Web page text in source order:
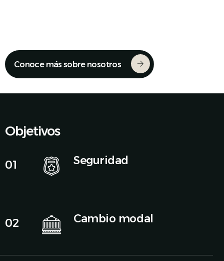
Conoce más sobre nosotros
Objetivos
01 Seguridad
02 Cambio modal